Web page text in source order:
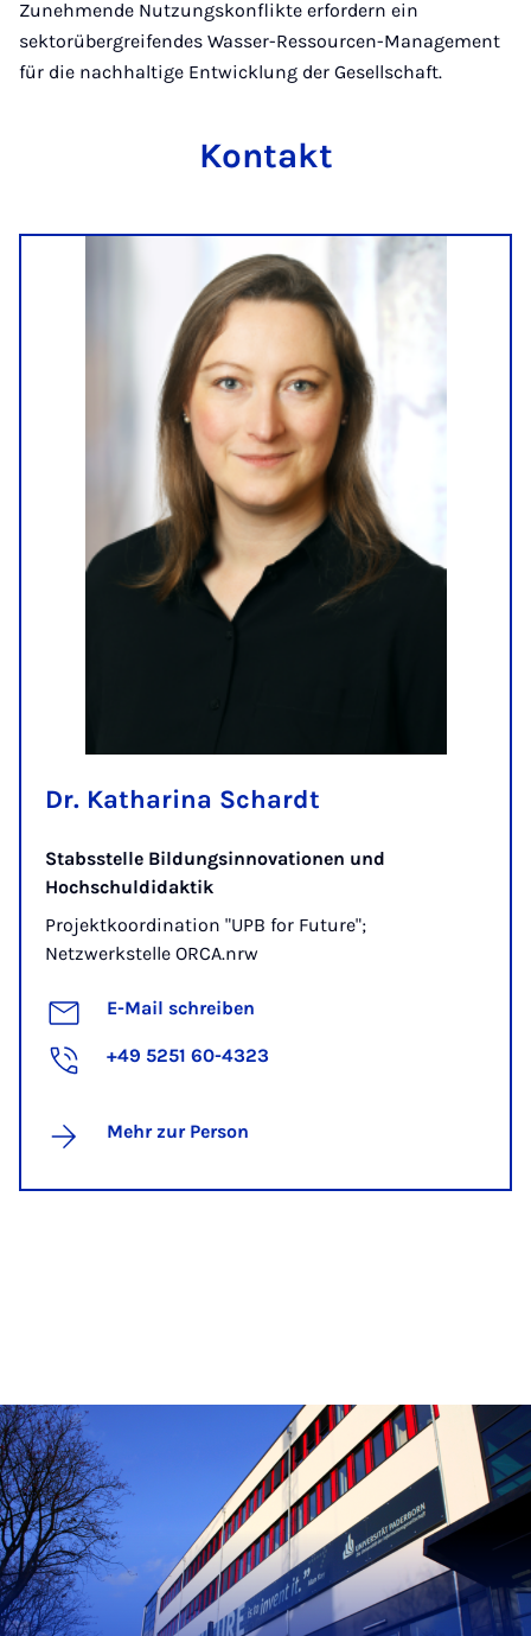
Zunehmende Nutzungskonflikte erfordern ein
sektorübergreifendes Wasser-Ressourcen-Management
für die nachhaltige Entwicklung der Gesellschaft.
Kontakt
Dr. Katharina Schardt
Stabsstelle Bildungsinnovationen und
Hochschuldidaktik
Projektkoordination "UPB for Future";
Netzwerkstelle ORCA.nrw
E-Mail schreiben
+49 5251 60-4323
Mehr zur Person